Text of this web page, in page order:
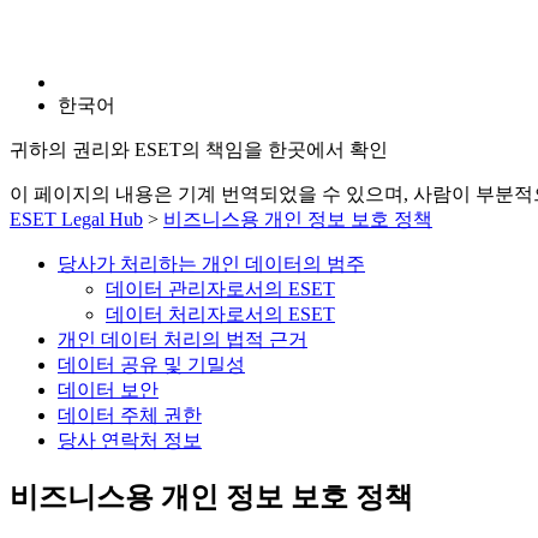
한국어
귀하의 권리와 ESET의 책임을 한곳에서 확인
이 페이지의 내용은 기계 번역되었을 수 있으며, 사람이 부분적
ESET Legal Hub > 비즈니스용 개인 정보 보호 정책
당사가 처리하는 개인 데이터의 범주
데이터 관리자로서의 ESET
데이터 처리자로서의 ESET
개인 데이터 처리의 법적 근거
데이터 공유 및 기밀성
데이터 보안
데이터 주체 권한
당사 연락처 정보
비즈니스용 개인 정보 보호 정책